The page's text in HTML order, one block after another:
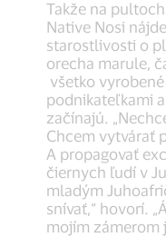
Takže na
Native Nosi
starostlivosti o
orecha marule,
všetko
podnikateľkami
začínajú.
Chcem vytvárať
A propagovať
čiernych ľudí v
mladým
snívať,“ hovorí.
mojím zámerom